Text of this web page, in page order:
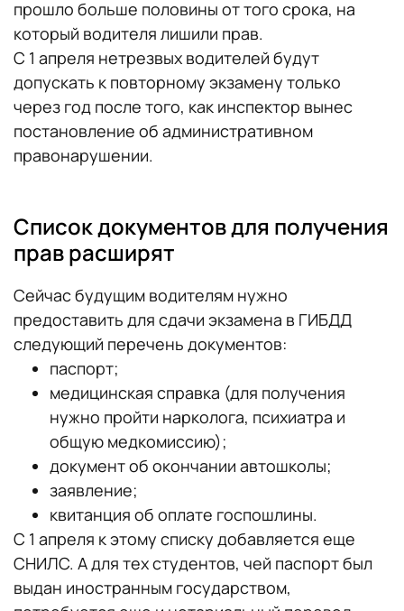
прошло больше половины от того срока, на
который водителя лишили прав.
С 1 апреля нетрезвых водителей будут
допускать к повторному экзамену только
через год после того, как инспектор вынес
постановление об административном
правонарушении.
Список документов для получения
прав расширят
Сейчас будущим водителям нужно
предоставить для сдачи экзамена в ГИБДД
следующий перечень документов:
паспорт;
медицинская справка (для получения
нужно пройти нарколога, психиатра и
общую медкомиссию);
документ об окончании автошколы;
заявление;
квитанция об оплате госпошлины.
С 1 апреля к этому списку добавляется еще
СНИЛС. А для тех студентов, чей паспорт был
выдан иностранным государством,